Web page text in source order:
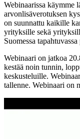
Webinaarissa
arvonlisäverotuksen
on suunnattu kaikille
yrityksille sekä
Suomessa
Webinaari on jatkoa
kestää noin tunnin,
keskusteluille.
tallenne. Webinaari on